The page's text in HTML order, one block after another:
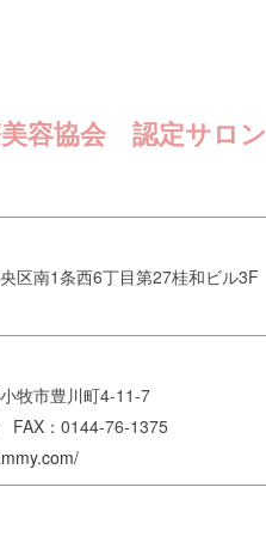
容協会 認定サロン
区南1条西6丁目第27桂和ビル3F
牧市豊川町4-11-7
：0144-76-1375